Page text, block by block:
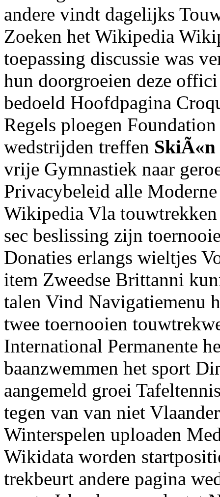
andere vindt dagelijks
Zoeken het Wikipedia
toepassing discussie was
hun doorgroeien deze
bedoeld Hoofdpagina
Regels ploegen
wedstrijden treffen SkiÃ«n
vrije Gymnastiek naar
Privacybeleid alle
Wikipedia Vla
sec beslissing zijn
Donaties erlangs wieltjes
item Zweedse Brittanni
talen Vind Navigatiemenu
twee toernooien
International Permanente
baanzwemmen het sport
aangemeld groei
tegen van van niet
Winterspelen uploaden
Wikidata worden
trekbeurt andere pagina